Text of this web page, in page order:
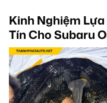
Kinh Nghiệm
Tín Cho Subaru